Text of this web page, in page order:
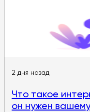
2 дня назад
Что такое
он нужен